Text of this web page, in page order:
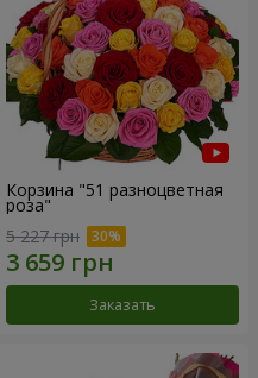
Корзина "51 разноцветная
роза"
5 227 грн
Заказать